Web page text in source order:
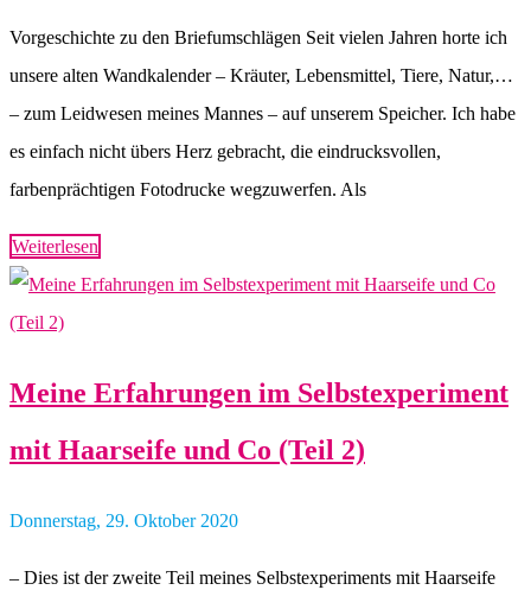
Vorgeschichte zu den Briefumschlägen Seit vielen Jahren horte ich
unsere alten Wandkalender – Kräuter, Lebensmittel, Tiere, Natur,…
– zum Leidwesen meines Mannes – auf unserem Speicher. Ich habe
es einfach nicht übers Herz gebracht, die eindrucksvollen,
farbenprächtigen Fotodrucke wegzuwerfen. Als
Weiterlesen
Meine Erfahrungen im Selbstexperiment
mit Haarseife und Co (Teil 2)
Donnerstag, 29. Oktober 2020
– Dies ist der zweite Teil meines Selbstexperiments mit Haarseife